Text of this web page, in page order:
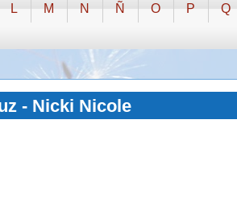
L M N Ñ O P Q
- Nicki Nicole